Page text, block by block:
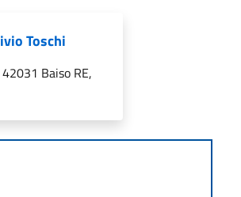
Toschi
Baiso RE,